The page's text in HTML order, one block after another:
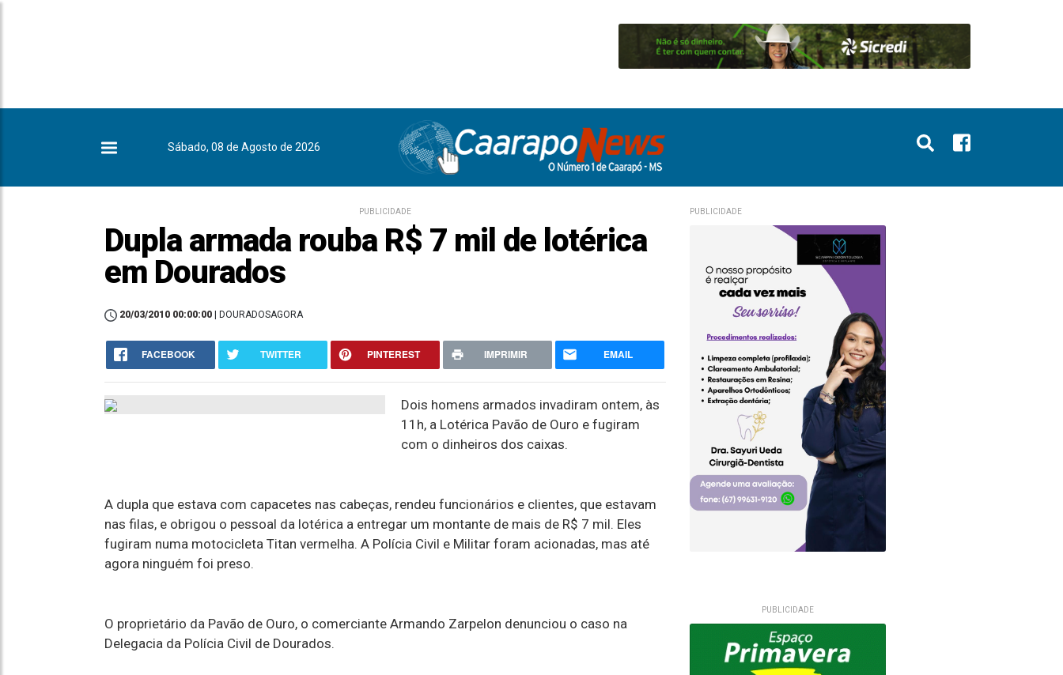
Sábado, 08 de Agosto de 2026
PUBLICIDADE
Dupla armada rouba R$ 7 mil de lotérica
em Dourados
20/03/2010 00:00:00 | DOURADOSAGORA
FACEBOOK TWITTER PINTEREST IMPRIMIR EMAIL
Dois homens armados invadiram ontem, às
11h, a Lotérica Pavão de Ouro e fugiram
com o dinheiros dos caixas.
A dupla que estava com capacetes nas cabeças, rendeu funcionários e clientes, que estavam
nas filas, e obrigou o pessoal da lotérica a entregar um montante de mais de R$ 7 mil. Eles
fugiram numa motocicleta Titan vermelha. A Polícia Civil e Militar foram acionadas, mas até
agora ninguém foi preso.
O proprietário da Pavão de Ouro, o comerciante Armando Zarpelon denunciou o caso na
Delegacia da Polícia Civil de Dourados.
PUBLICIDADE
PUBLICIDADE